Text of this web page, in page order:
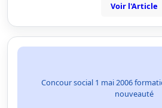
Voir l'Article
Concour social 1 mai 2006
nouveauté